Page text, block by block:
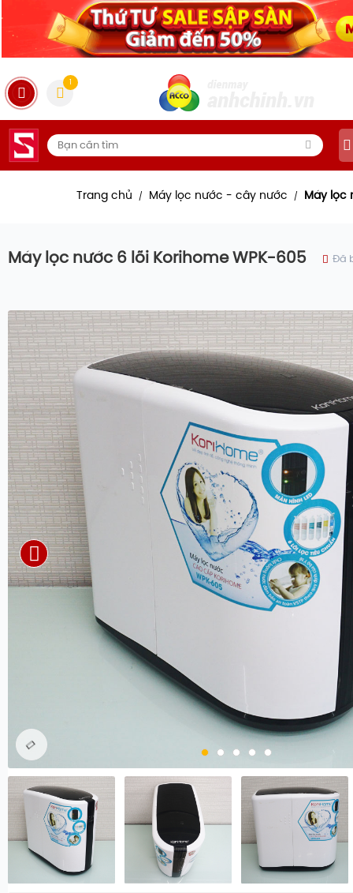
Trang chủ / Máy lọc nước - cây nước / Máy lọc
Máy lọc nước 6 lõi Korihome WPK-605 Đã